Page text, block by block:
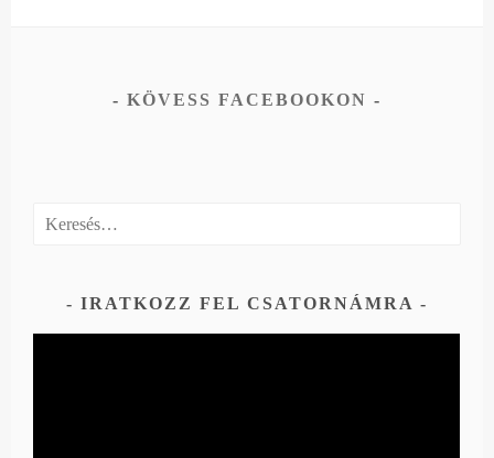
KÖVESS FACEBOOKON
Keresés:
IRATKOZZ FEL CSATORNÁMRA